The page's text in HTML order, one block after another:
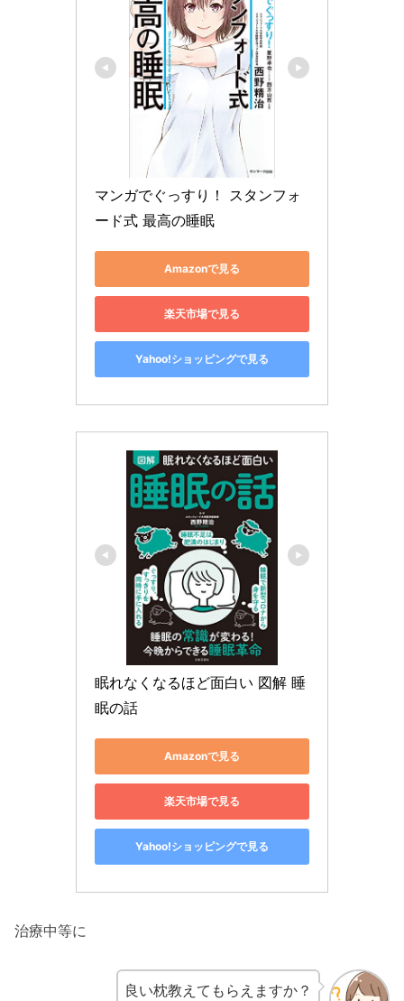
マンガでぐっすり！ スタンフォ
ード式 最高の睡眠
Amazonで見る
楽天市場で見る
Yahoo!ショッピングで見る
眠れなくなるほど面白い 図解 睡
眠の話
Amazonで見る
楽天市場で見る
Yahoo!ショッピングで見る
治療中等に
良い枕教えてもらえますか？